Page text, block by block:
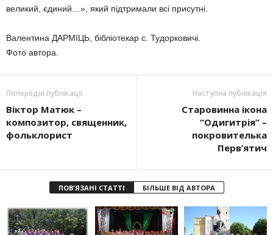
великий, єдиний…», який підтримали всі присутні.
Валентина ДАРМІЦЬ, бібліотекар с. Тудорковичі.
Фото автора.
Попередні публікації
Віктор Матюк –
композитор, священник,
фольклорист
Наступна публікація
Старовинна ікона
“Одигитрія” –
покровителька
Перв’ятич
ПОВ'ЯЗАНІ СТАТТІ БІЛЬШЕ ВІД АВТОРА